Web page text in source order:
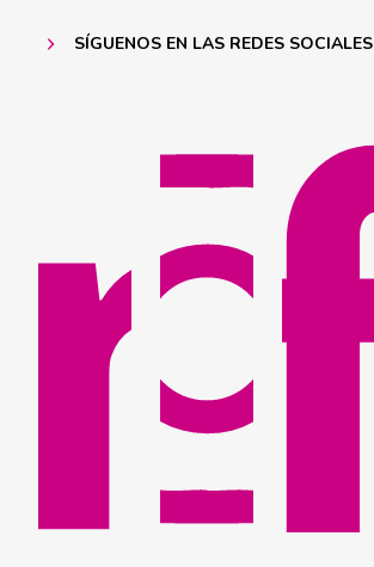
SÍGUENOS EN LAS REDES SOCIALES